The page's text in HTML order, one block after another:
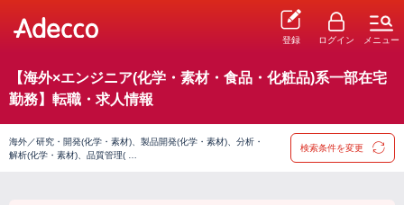
登録 ログイン メニュー
【海外×エンジニア(化学・素材・食品・化粧品)系一部在宅
勤務】転職・求人情報
海外／研究・開発(化学・素材)、製品開発(化学・素材)、分析・
解析(化学・素材)、品質管理( …
検索条件を変更